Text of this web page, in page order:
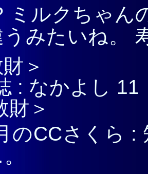
ミルクちゃん
うみたいね。
＞
: なかよし 11
財＞
のCCさくら :